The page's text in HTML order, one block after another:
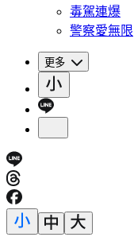
毒駕連爆
警察愛無限
更多